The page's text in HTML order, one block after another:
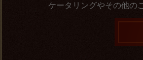
ケータリングやその他の